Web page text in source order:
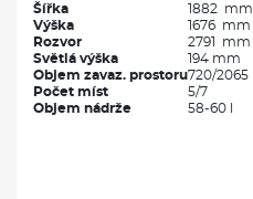
Šířka
1882 mm
Výška
1676 mm
Rozvor
2791 mm
Světlá výška
194 mm
Objem zavaz. prostoru720/2065 l
Počet míst
5/7
Objem nádrže
58-60 l